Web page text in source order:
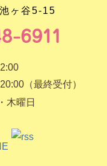
ヶ谷5-15
（最終受付）
木曜日